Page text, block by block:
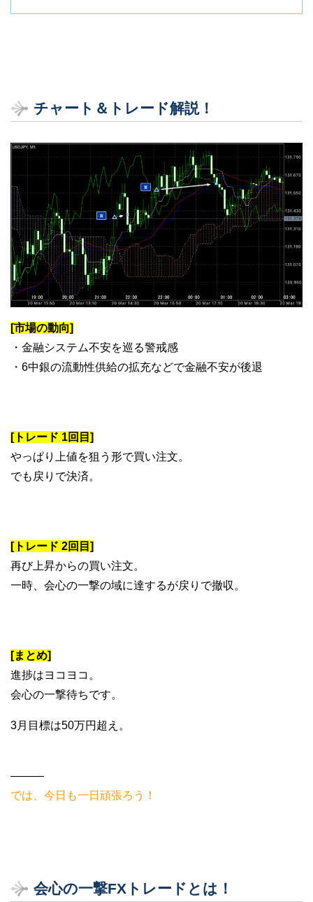
チャート＆トレード解説！
[市場の動向]
・金融システム不安を巡る警戒感
・6中銀の流動性供給の拡充などで金融不安が後退
[トレード 1回目]
やっぱり上値を狙う形で買い注文。
でも戻りで決済。
[トレード 2回目]
再び上昇からの買い注文。
一時、会心の一撃の域に達するが戻りで撤収。
[まとめ]
進捗はヨコヨコ。
会心の一撃待ちです。
3月目標は50万円超え。
———
では、今日も一日頑張ろう！
会心の一撃FXトレードとは！